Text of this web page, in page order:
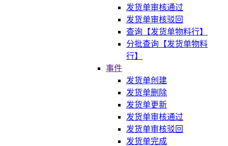
发货单审核通过
发货单审核驳回
查询【发货单物料行】
分批查询【发货单物料
行】
事件
发货单创建
发货单删除
发货单更新
发货单审核通过
发货单审核驳回
发货单完成